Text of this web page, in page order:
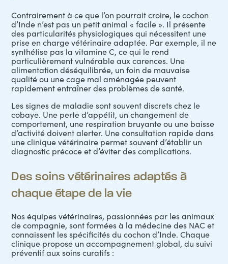
Contrairement à ce que l’on pourrait croire, le cochon
d’Inde n’est pas un petit animal « facile ». Il présente
des particularités physiologiques qui nécessitent une
prise en charge vétérinaire adaptée. Par exemple, il ne
synthétise pas la vitamine C, ce qui le rend
particulièrement vulnérable aux carences. Une
alimentationdéséquilibrée, un foin de mauvaise
qualité ou une cage mal aménagée peuvent
rapidement entraîner des problèmes de santé.
Les signes de maladie sont souvent discrets chez le
cobaye. Une perte d’appétit, un changement de
comportement, une respiration bruyante ou une baisse
d’activité doivent alerter. Une consultation rapide dans
une clinique vétérinaire permet souvent d’établir un
diagnostic précoce et d’éviter des complications.
Des soins vétérinaires adaptés à
chaque étape de la vie
Nos équipes vétérinaires, passionnées par les animaux
de compagnie, sont formées à la médecine des NACet
connaissent les spécificités du cochon d’Inde. Chaque
clinique propose un accompagnement global, du suivi
préventif aux soins curatifs :